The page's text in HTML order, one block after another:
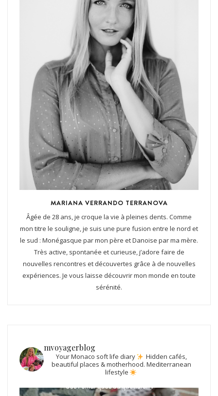
MARIANA VERRANDO TERRANOVA
Âgée de 28 ans, je croque la vie à pleines dents. Comme
mon titre le souligne, je suis une pure fusion entre le nord et
le sud : Monégasque par mon père et Danoise par ma mère.
Très active, spontanée et curieuse, j’adore faire de
nouvelles rencontres et découvertes grâce à de nouvelles
expériences. Je vous laisse découvrir mon monde en toute
sérénité.
mvoyagerblog
Your Monaco soft life diary
Hidden cafés,
beautiful places & motherhood. Mediterranean
lifestyle